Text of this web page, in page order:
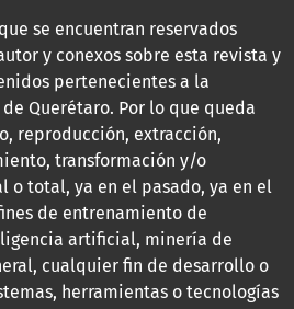
se encuentran reservados
y conexos sobre esta revista y
pertenecientes a la
Querétaro. Por lo que queda
reproducción, extracción,
transformación y/o
o total, ya en el pasado, ya en el
de entrenamiento de
artificial, minería de
cualquier fin de desarrollo o
herramientas o tecnologías